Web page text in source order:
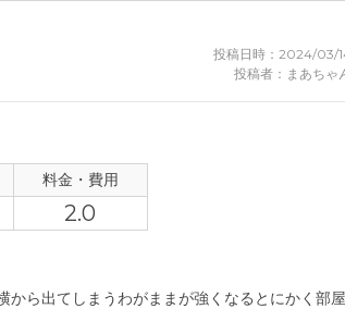
投稿日時：2024/03/
投稿者：まあちゃ
料金・費用
2.0
ら出てしまうわがままが強くなるとにかく部屋